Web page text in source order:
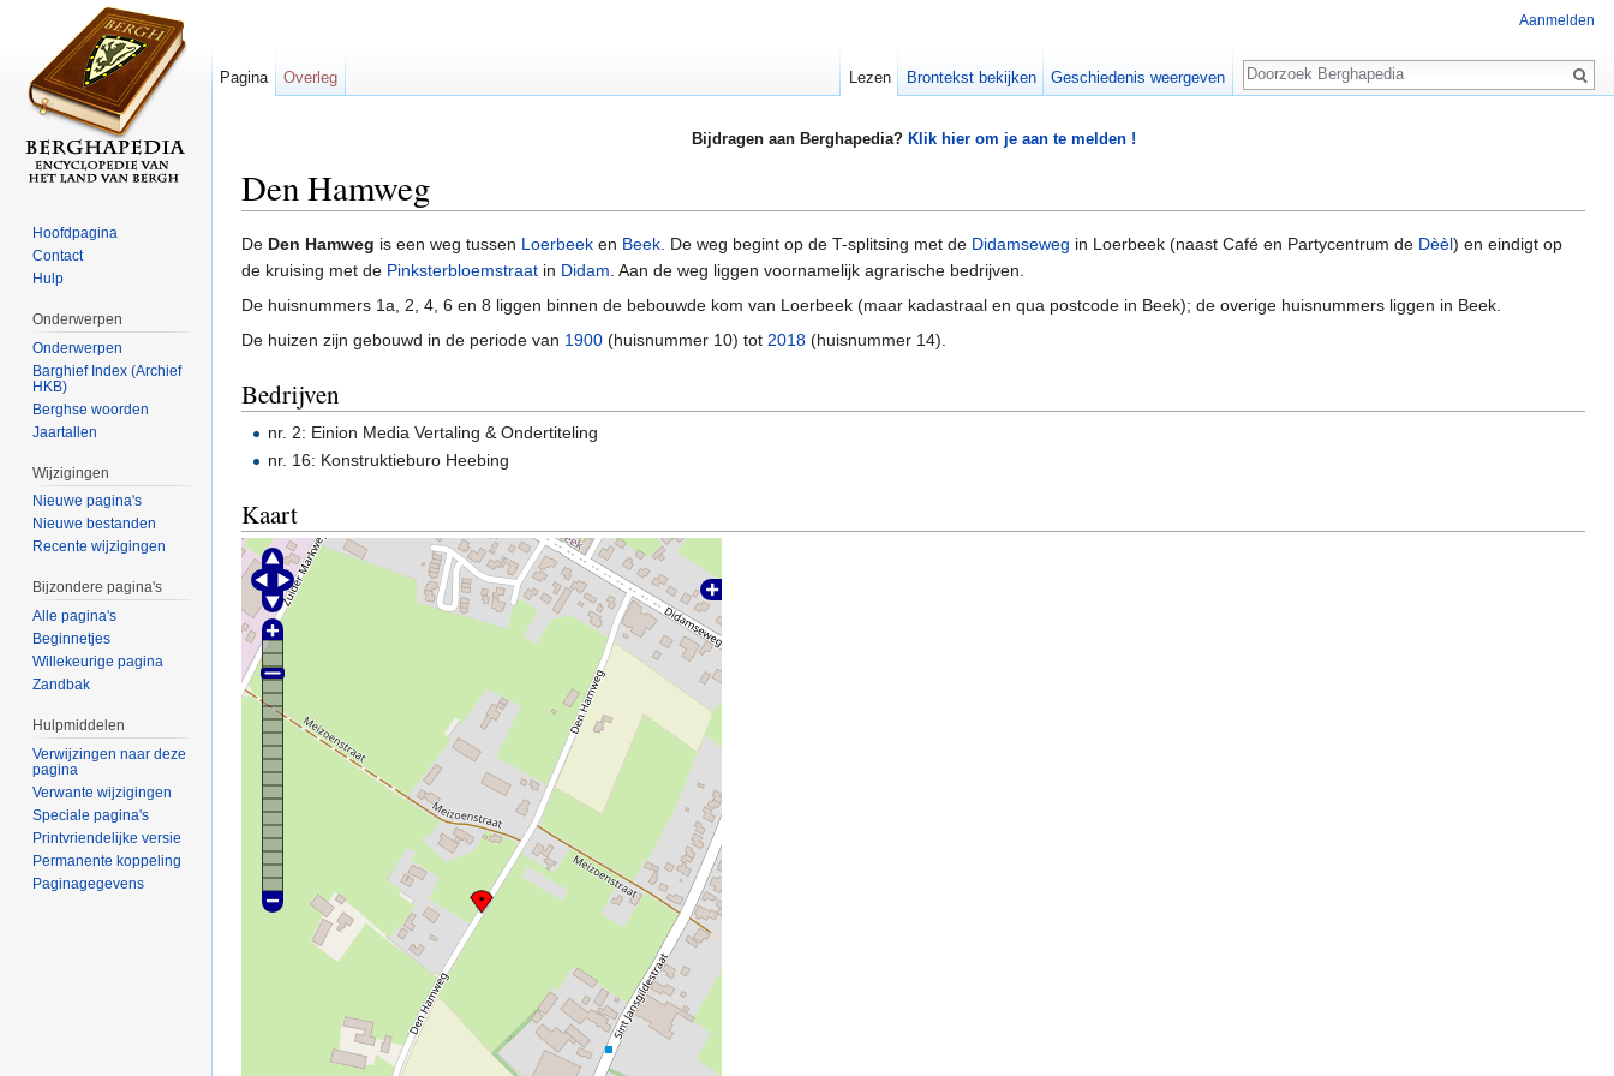
Bijdragen aan Berghapedia? Klik hier om je aan te melden !
Den Hamweg
De Den Hamweg is een weg tussen Loerbeek en Beek. De weg begint op de T-splitsing met de Didamseweg in Loerbeek (naast Café en Partycentrum de Dèèl) en eindigt op
de kruising met de Pinksterbloemstraat in Didam. Aan de weg liggen voornamelijk agrarische bedrijven.
De huisnummers 1a, 2, 4, 6 en 8 liggen binnen de bebouwde kom van Loerbeek (maar kadastraal en qua postcode in Beek); de overige huisnummers liggen in Beek.
De huizen zijn gebouwd in de periode van 1900 (huisnummer 10) tot 2018 (huisnummer 14).
Bedrijven
nr. 2: Einion Media Vertaling & Ondertiteling
nr. 16: Konstruktieburo Heebing
Kaart
Aanmelden
Pagina Overleg Lezen Brontekst bekijken Geschiedenis weergeven
Zoeken
Hoofdpagina
Contact
Hulp
Onderwerpen
Onderwerpen
Barghief Index (Archief
HKB)
Berghse woorden
Jaartallen
Wijzigingen
Nieuwe pagina's
Nieuwe bestanden
Recente wijzigingen
Bijzondere pagina's
Alle pagina's
Beginnetjes
Willekeurige pagina
Zandbak
Hulpmiddelen
Verwijzingen naar deze
pagina
Verwante wijzigingen
Speciale pagina's
Printvriendelijke versie
Permanente koppeling
Paginagegevens